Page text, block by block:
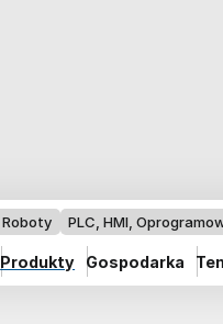
Roboty PLC, HMI,
Produkty Gospodarka